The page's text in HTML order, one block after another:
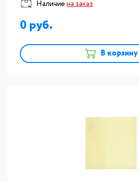
Наличиена заказ
0
В корзину